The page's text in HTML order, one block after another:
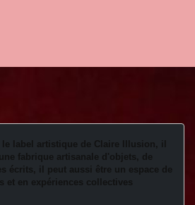
label artistique de Claire Illusion, il
fabrique artisanale d'objets, de
écrits, il peut aussi être un espace de
et en expériences collectives